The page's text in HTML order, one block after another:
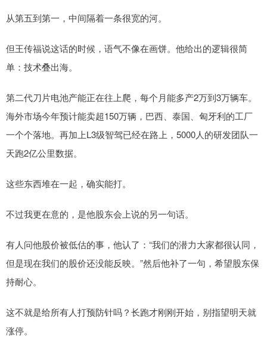
从第五到第一，中间隔着一条很宽的河。
但王传福说这话的时候，语气不像在画饼。他给出的逻辑很简
单：技术叠出海。
第二代刀片电池产能正在往上爬，每个月能多产2万到3万辆车。
海外市场今年预计能卖超150万辆，巴西、泰国、匈牙利的工厂
一个个落地。再加上L3级智驾已经在路上，5000人的研发团队一
天跑2亿公里数据。
这些东西堆在一起，确实能打。
不过我更在意的，是他股东会上说的另一句话。
有人问他股价被低估的事，他认了：“我们的潜力大家都很认同，
但是现在我们的股价还没能反映。”然后他补了一句，希望股东保
持耐心。
这不就是给所有人打预防针吗？长跑才刚刚开始，别指望明天就
涨停。